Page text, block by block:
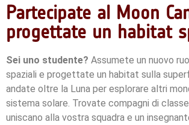
Partecipate al Moon
progettate un habitat
Sei uno studente? Assumete un nuovo
spaziali e progettate un habitat sulla
andate oltre la Luna per esplorare altri
sistema solare. Trovate compagni di
uniscano alla vostra squadra e un